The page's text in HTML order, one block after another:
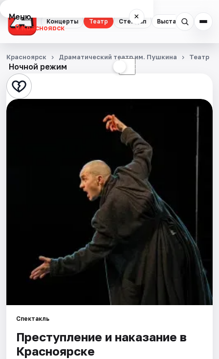
Концерты Театр Стендап Выставки
Меню ×
Красноярск
Концерты
Театр
Стендап
Площадки
Ночной режим ☾
Красноярск Драматический театр им. Пушкина Театр
Спектакль
Преступление и наказание в
Красноярске